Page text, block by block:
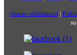
classic-oldtimer.at |